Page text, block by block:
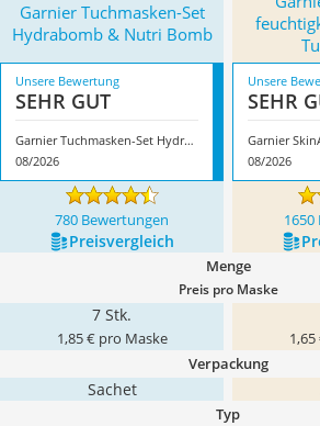
Garnier Tuchmasken-Set
Hydrabomb & Nutri Bomb
Unsere Bewertung
SEHR GUT
Garnier Tuchmasken-Set Hydrabomb & Nutri Bomb
08/2026
Unsere
SEHR
08/2026
780 Bewertungen
Preis­vergleich
Menge
Preis pro Maske
7 Stk.
1,85 € pro Maske
Verpackung
Sachet
Typ